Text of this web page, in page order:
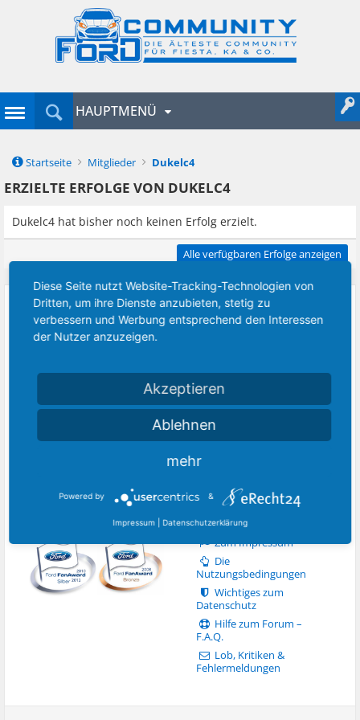
Startseite Mitglieder Dukelc4
ERZIELTE ERFOLGE VON DUKELC4
Dukelc4 hat bisher noch keinen Erfolg erzielt.
Alle verfügbaren Erfolge anzeigen
HAUPTMENÜ
ZURZEIT AKTIVE BESUCHER
Aktuell 667
632 Suchmaschinen 33)
ÜBER [FIESTA/KA] FORD
COMMUNITY
unabhängiges Portal rund
um die
Somit seid ihr immer auf
dem Laufenden, was zur
Zeit die Ford-Szene bewegt.
AUSZEICHNUNGEN
WICHTIGE INFORMATIONEN
Zum Impressum
Die
Nutzungsbedingungen
Wichtiges zum
Datenschutz
Hilfe zum Forum –
F.A.Q.
Lob, Kritiken &
Fehlermeldungen
Diese Seite nutzt Website-Tracking-Technologien von
Dritten, um ihre Dienste anzubieten, stetig zu
verbessern und Werbung entsprechend den Interessen
der Nutzer anzuzeigen.
Akzeptieren
Ablehnen
mehr
Powered by &
Impressum Datenschutzerklärung